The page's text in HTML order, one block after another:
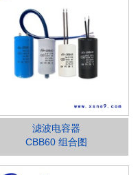
滤波电容器
CBB60 组合图